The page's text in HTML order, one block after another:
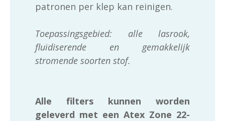
patronen per klep kan reinigen.
Toepassingsgebied: alle lasrook,
fluïdiserende en gemakkelijk
stromende soorten stof.
Alle filters kunnen worden
geleverd met een Atex Zone 22-